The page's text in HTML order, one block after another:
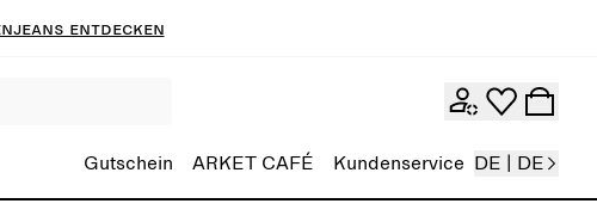
entdecken
Gutschein ARKET CAFÉ Kundenservice DE | DE